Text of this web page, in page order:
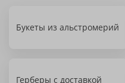
Букеты из альстромерий
Герберы с доставкой